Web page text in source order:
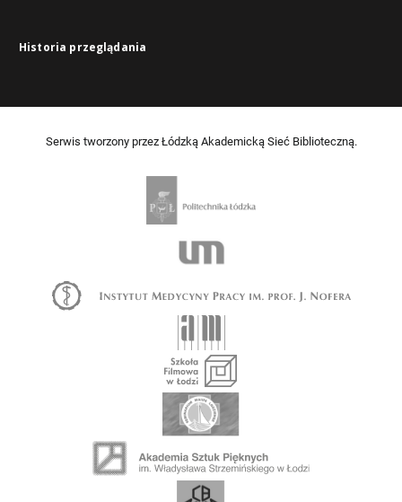
Historia przeglądania
Serwis tworzony przez Łódzką Akademicką Sieć Biblioteczną.